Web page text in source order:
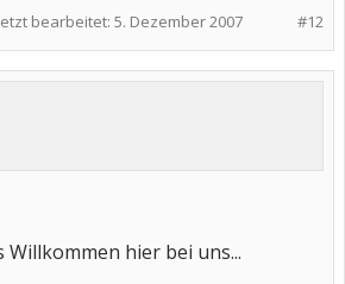
#12
bearbeitet: 5. Dezember 2007
Willkommen hier bei uns...